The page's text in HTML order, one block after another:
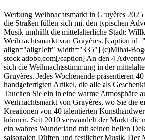
Werbung Weihnachtsmarkt in Gruyères
die Straßen füllen sich mit den typischen
Musik umhüllt die mittelalterliche Stadt:
Weihnachtsmarkt von Gruyères. [caption
align="alignleft" width="335"] (c)Mihai-
stock.adobe.com[/caption] An den 4
sich die Weihnachtsstimmung in der
Gruyères. Jedes Wochenende präsentieren
handgefertigten Artikel, die alle als
Tauchen Sie ein in eine warme Atmosphäre
Weihnachtsmarkt von Gruyères, wo Sie die
Kreationen von 40 talentierten
können. Seit 2010 verwandelt der Markt die
ein wahres Wunderland mit seinen hellen
saisonalen Düften und festlicher Musik. Der